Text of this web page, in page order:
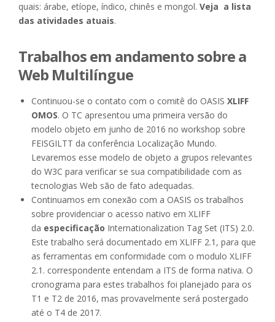
quais: árabe, etíope, índico, chinês e mongol. Veja a lista
das atividades atuais.
Trabalhos em andamento sobre a
Web Multilíngue
Continuou-se o contato com o comitê do OASIS XLIFF
OMOS. O TC apresentou uma primeira versão do
modelo objeto em junho de 2016 no workshop sobre
FEISGILTT da conferência Localização Mundo.
Levaremos esse modelo de objeto a grupos relevantes
do W3C para verificar se sua compatibilidade com as
tecnologias Web são de fato adequadas.
Continuamos em conexão com a OASIS os trabalhos
sobre providenciar o acesso nativo em XLIFF
da especificação Internationalization Tag Set (ITS) 2.0.
Este trabalho será documentado em XLIFF 2.1, para que
as ferramentas em conformidade com o modulo XLIFF
2.1. correspondente entendam a ITS de forma nativa. O
cronograma para estes trabalhos foi planejado para os
T1 e T2 de 2016, mas provavelmente será postergado
até o T4 de 2017.